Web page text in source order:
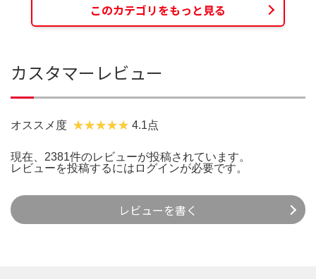
このカテゴリをもっと見る
カスタマーレビュー
オススメ度 4.1点
現在、2381件のレビューが投稿されています。
レビューを投稿するには ログインが必要です。
レビューを書く